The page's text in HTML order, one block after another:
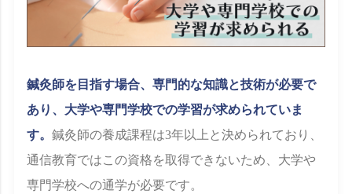
鍼灸師を目指す場合、専門的な知識と技術が必要で
あり、大学や専門学校での学習が求められていま
す。鍼灸師の養成課程は3年以上と決められており、
通信教育ではこの資格を取得できないため、大学や
専門学校への通学が必要です。